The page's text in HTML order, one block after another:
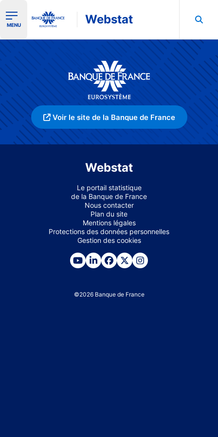
Ouvrir le menu de navigation
MENU Webstat
Rechercher dans les données de la Banque de France
Voir le site de la Banque de France
Webstat
Le portail statistique
de la Banque de France
Nous contacter
Plan du site
Mentions légales
Protections des données personnelles
Gestion des cookies
©2026 Banque de France